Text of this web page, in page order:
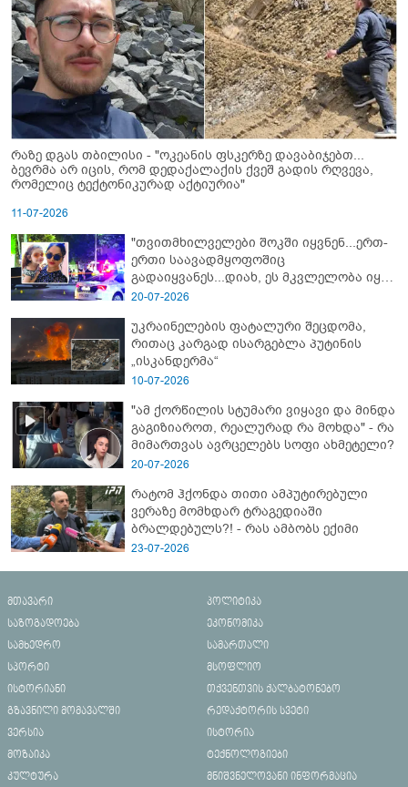
რაზე დგას თბილისი - "ოკეანის ფსკერზე დავაბიჯებთ...
ბევრმა არ იცის, რომ დედაქალაქის ქვეშ გადის რღვევა,
რომელიც ტექტონიკურად აქტიურია"
11-07-2026
"თვითმხილველები შოკში იყვნენ...ერთ-
ერთი საავადმყოფოშიც
გადაიყვანეს...დიახ, ეს მკვლელობა იყო"
- გორში დატრიალებული ტრაგედიის
20-07-2026
უკრაინელების ფატალური შეცდომა,
რითაც კარგად ისარგებლა პუტინის
„ისკანდერმა“
10-07-2026
"ამ ქორწილის სტუმარი ვიყავი და მინდა
გაგიზიაროთ, რეალურად რა მოხდა" - რა
მიმართვას ავრცელებს სოფი ახმეტელი?
20-07-2026
რატომ ჰქონდა თითი ამპუტირებული
ვერაზე მომხდარ ტრაგედიაში
ბრალდებულს?! - რას ამბობს ექიმი
23-07-2026
მთავარი
პოლიტიკა
საზოგადოება
ეკონომიკა
სამხედრო
სამართალი
სპორტი
მსოფლიო
ისტორიანი
თქვენთვის ქალბატონებო
გზავნილი მომავალში
რედაქტორის სვეტი
ვერსია
ისტორია
მოზაიკა
ტექნოლოგიები
კულტურა
მნიშვნელოვანი ინფორმაცია